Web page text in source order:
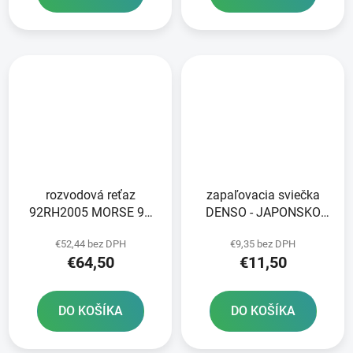
rozvodová reťaz
92RH2005 MORSE 96
€52,44 bez DPH
€64,50
DO KOŠÍKA
zapaľovacia sviečka
DENSO - JAPONSKO
STANDARD
€9,35 bez DPH
€11,50
DO KOŠÍKA